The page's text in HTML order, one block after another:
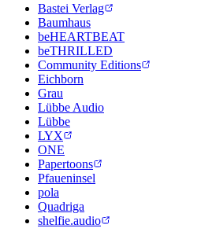
Bastei Verlag
Baumhaus
beHEARTBEAT
beTHRILLED
Community Editions
Eichborn
Grau
Lübbe Audio
Lübbe
LYX
ONE
Papertoons
Pfaueninsel
pola
Quadriga
shelfie.audio